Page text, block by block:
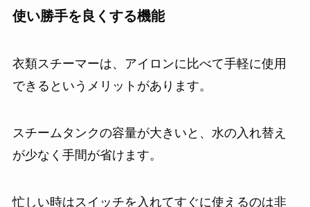
使い勝手を良くする機能
衣類スチーマーは、アイロンに比べて手軽に使用
できるというメリットがあります。
スチームタンクの容量が大きいと、水の入れ替え
が少なく手間が省けます。
忙しい時はスイッチを入れてすぐに使えるのは非